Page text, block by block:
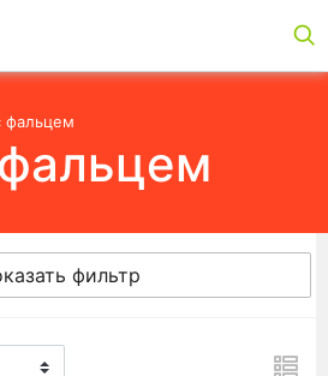
фальцем
фильтр